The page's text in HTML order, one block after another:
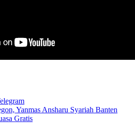
Yanmas Ansharu Syariah Banten
Gratis